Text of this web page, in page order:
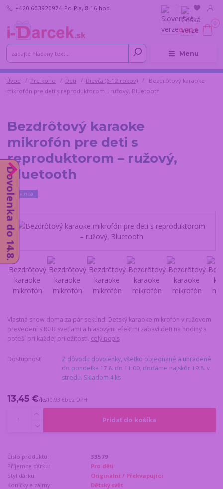
Menu
+420 603920974 Po-Pia, 8-16 hod.
0
0,00 €
Úvod Pre koho Deti Dievča (6-12 rokov)
Bezdrôtový karaoke
mikrofón pre deti s reproduktorom – ružový, Bluetooth
Bezdrôtový karaoke
mikrofón pre deti s
reproduktorom – ružový,
Bluetooth
Novinka
Vlastná show doma za pár sekúnd. Detský karaoke mikrofón v ružovom
prevedení s RGB svetlami a hlasovými efektmi zabaví deti na hodiny a
poteší pri každej príležitosti. celý popis
Dostupnosť
Z dôvodu dovolenky, všetko objednané a uhradené
do pondelka 17.8. do 11:00, dodáme najskôr 19.8. v
stredu. Skladom 4 ks
13,45 €/ks10,93 €bez DPH
Pridať do košíka
Číslo produktu:
33579
Příjemce dárku:
Pro děti
Styl dárku:
Originální / Překvapující
Koníčky a zájmy:
Dětský svět
Dovolenka do 14.8.